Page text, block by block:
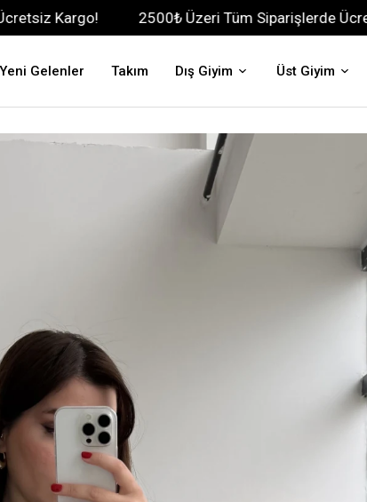
2500₺ Üzeri Tüm Siparişlerde Ücretsiz Kargo!
Yeni Gelenler Takım Dış Giyim Üst Giyim